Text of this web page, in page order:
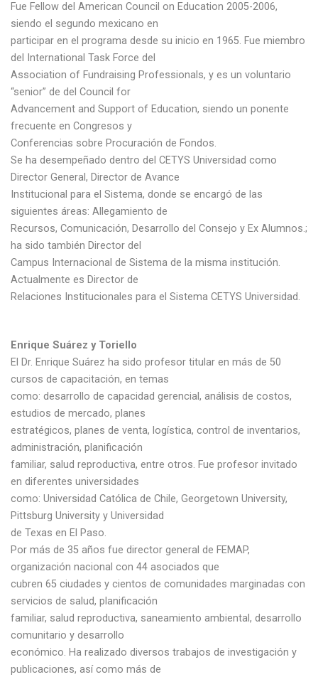
Fue Fellow del American Council on Education 2005-2006,
siendo el segundo mexicano en
participar en el programa desde su inicio en 1965. Fue miembro
del International Task Force del
Association of Fundraising Professionals, y es un voluntario
“senior” de del Council for
Advancement and Support of Education, siendo un ponente
frecuente en Congresos y
Conferencias sobre Procuración de Fondos.
Se ha desempeñado dentro del CETYS Universidad como
Director General, Director de Avance
Institucional para el Sistema, donde se encargó de las
siguientes áreas: Allegamiento de
Recursos, Comunicación, Desarrollo del Consejo y Ex Alumnos.;
ha sido también Director del
Campus Internacional de Sistema de la misma institución.
Actualmente es Director de
Relaciones Institucionales para el Sistema CETYS Universidad.
Enrique Suárez y Toriello
El Dr. Enrique Suárez ha sido profesor titular en más de 50
cursos de capacitación, en temas
como: desarrollo de capacidad gerencial, análisis de costos,
estudios de mercado, planes
estratégicos, planes de venta, logística, control de inventarios,
administración, planificación
familiar, salud reproductiva, entre otros. Fue profesor invitado
en diferentes universidades
como: Universidad Católica de Chile, Georgetown University,
Pittsburg University y Universidad
de Texas en El Paso.
Por más de 35 años fue director general de FEMAP,
organización nacional con 44 asociados que
cubren 65 ciudades y cientos de comunidades marginadas con
servicios de salud, planificación
familiar, salud reproductiva, saneamiento ambiental, desarrollo
comunitario y desarrollo
económico. Ha realizado diversos trabajos de investigación y
publicaciones, así como más de